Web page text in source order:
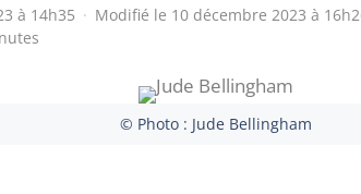
à 14h35 · Modifié le 10 décembre 2023 à
© Photo : Jude Bellingham